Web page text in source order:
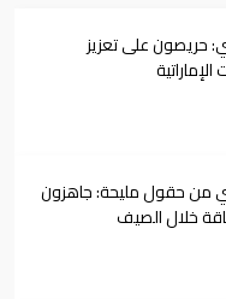
حريصون على تعزيز
من حقول مليحة: جاهزون
خلال الصيف